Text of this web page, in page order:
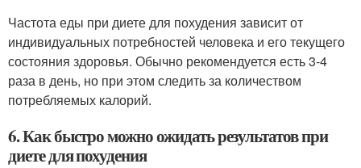
Частота еды при диете для похудения зависит от
индивидуальных потребностей человека и его текущего
состояния здоровья. Обычно рекомендуется есть 3-4
раза в день, но при этом следить за количеством
потребляемых калорий.
6. Как быстро можно ожидать результатов при
диете для похудения